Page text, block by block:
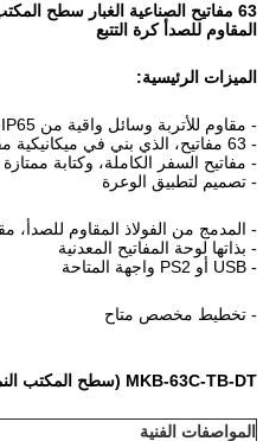
المقاوم للصدأ كرة التتبع
الميزات الرئيسية:
- مقاوم للأتربة وسائل واقية من IP65 حتى متوافقة مع IP67
- 63 مفاتيح، الذي بني في ميكانيكية مفاتيح مفتاح مع كرة بصري متكامل
- مفاتيح السفر الكاملة، وكتابة
- تصميم لتطبيق الوعرة
- المدمج من الفولاذ المقاوم للصدأ،
- بذاتها لوحة المفاتيح المعدنية
- USB أو PS2 واجهة المتاحة
- تخطيط مخصص متاح
MKB-63C-TB-DT (سطح المكتب النموذجي)
المواصفات الفنية